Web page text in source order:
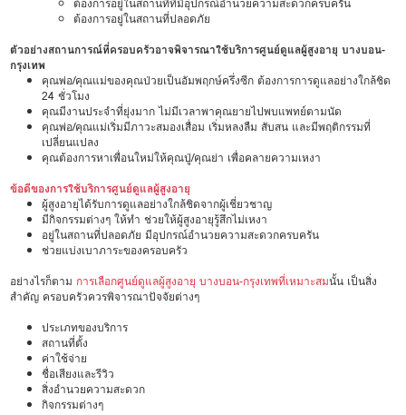
ต้องการอยู่ในสถานที่ปลอดภัย
ตัวอย่างสถานการณ์ที่ครอบครัวอาจพิจารณาใช้บริการศูนย์ดูแลผู้สูงอายุ บางบอน-
กรุงเทพ
คุณพ่อ/คุณแม่ของคุณป่วยเป็นอัมพฤกษ์ครึ่งซีก ต้องการการดูแลอย่างใกล้ชิด
24 ชั่วโมง
คุณมีงานประจำที่ยุ่งมาก ไม่มีเวลาพาคุณยายไปพบแพทย์ตามนัด
คุณพ่อ/คุณแม่เริ่มมีภาวะสมองเสื่อม เริ่มหลงลืม สับสน และมีพฤติกรรมที่
เปลี่ยนแปลง
คุณต้องการหาเพื่อนใหม่ให้คุณปู่/คุณย่า เพื่อคลายความเหงา
ข้อดีของการใช้บริการศูนย์ดูแลผู้สูงอายุ
ผู้สูงอายุได้รับการดูแลอย่างใกล้ชิดจากผู้เชี่ยวชาญ
มีกิจกรรมต่างๆ ให้ทำ ช่วยให้ผู้สูงอายุรู้สึกไม่เหงา
อยู่ในสถานที่ปลอดภัย มีอุปกรณ์อำนวยความสะดวกครบครัน
ช่วยแบ่งเบาภาระของครอบครัว
อย่างไรก็ตาม การเลือกศูนย์ดูแลผู้สูงอายุ บางบอน-กรุงเทพที่เหมาะสมนั้น เป็นสิ่ง
สำคัญ ครอบครัวควรพิจารณาปัจจัยต่างๆ
ประเภทของบริการ
สถานที่ตั้ง
ค่าใช้จ่าย
ชื่อเสียงและรีวิว
สิ่งอำนวยความสะดวก
กิจกรรมต่างๆ